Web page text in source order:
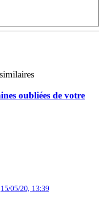
oubliées de votre
15/05/20, 13:39